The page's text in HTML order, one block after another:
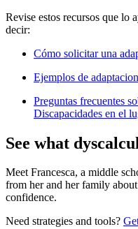
Revise estos recursos que lo
decir:
Cómo solicitar una
Ejemplos de
Preguntas frecuentes
Discapacidades en el
See what
Meet Francesca, a middle
from her and her family
confidence.
Need strategies and tools?